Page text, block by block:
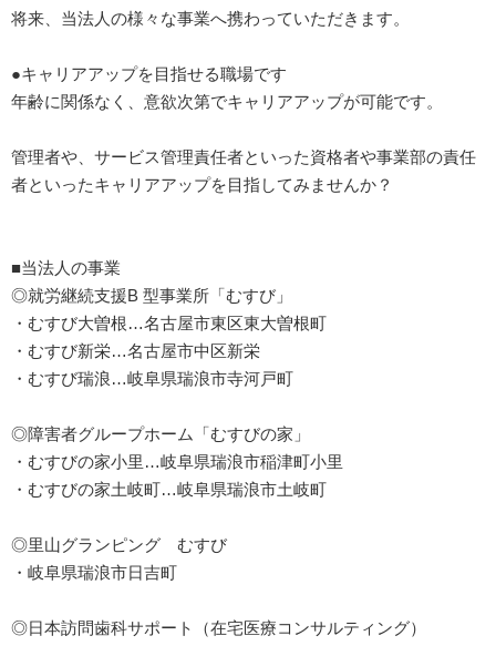
将来、当法人の様々な事業へ携わっていただきます。
●キャリアアップを目指せる職場です
年齢に関係なく、意欲次第でキャリアアップが可能です。
管理者や、サービス管理責任者といった資格者や事業部の責任
者といったキャリアアップを目指してみませんか？
■当法人の事業
◎就労継続支援B 型事業所「むすび」
・むすび大曽根…名古屋市東区東大曽根町
・むすび新栄…名古屋市中区新栄
・むすび瑞浪…岐阜県瑞浪市寺河戸町
◎障害者グループホーム「むすびの家」
・むすびの家小里…岐阜県瑞浪市稲津町小里
・むすびの家土岐町…岐阜県瑞浪市土岐町
◎里山グランピング むすび
・岐阜県瑞浪市日吉町
◎日本訪問歯科サポート（在宅医療コンサルティング）